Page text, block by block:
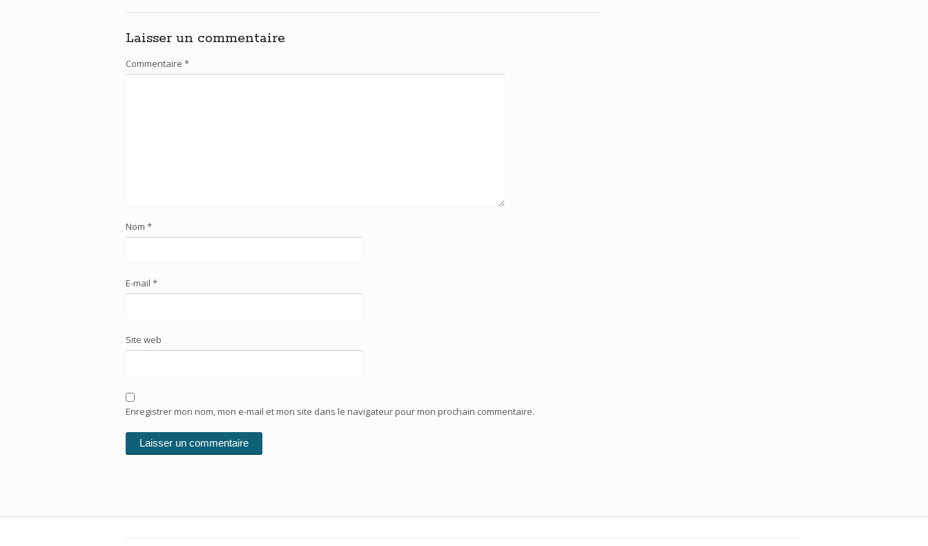
Laisser un commentaire
Commentaire *
Nom *
E-mail *
Site web
Enregistrer mon nom, mon e-mail et mon site dans le navigateur pour mon prochain commentaire.